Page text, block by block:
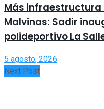
Más
Malvinas: Sadir
polideportivo La
5 agosto, 2026
Next Post